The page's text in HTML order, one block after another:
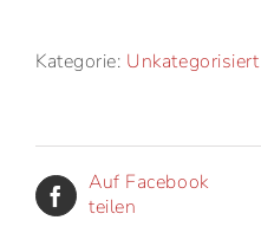
Kategorie: Unkategorisiert
Auf Facebook
teilen